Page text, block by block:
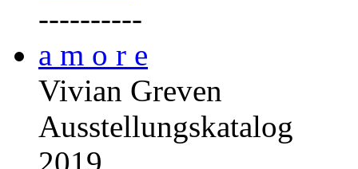
----------
a m o r e
Vivian Greven
Ausstellungskatalog
2019